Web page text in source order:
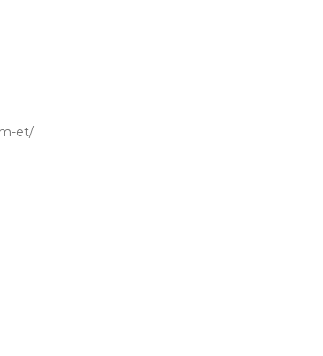
et/